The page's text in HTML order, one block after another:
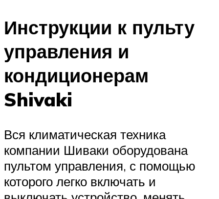
Инструкции к пульту
управления и
кондиционерам
Shivaki
Вся климатическая техника
компании Шиваки оборудована
пультом управления, с помощью
которого легко включать и